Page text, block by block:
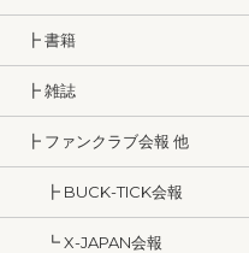
┣ 書籍
┣ 雑誌
┣ ファンクラブ会報 他
┣ BUCK-TICK会報
┗ X-JAPAN会報